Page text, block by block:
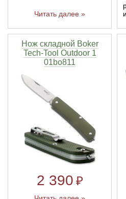
Читать далее »
Нож складной Boker
Tech-Tool Outdoor 1
01bo811
2 390 ₽